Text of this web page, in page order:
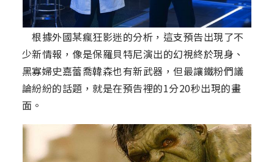
根據外國某瘋狂影迷的分析，這支預告出現了不
少新情報，像是保羅貝特尼演出的幻視終於現身、
黑寡婦史嘉蕾喬韓森也有新武器，但最讓鐵粉們議
論紛紛的話題，就是在預告裡的1分20秒出現的畫
面。